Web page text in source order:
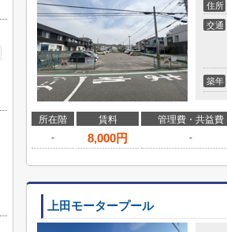
住所
交通
築年
所在階 賃料 管理費・共益費
-
8,000円 -
上田モータープール